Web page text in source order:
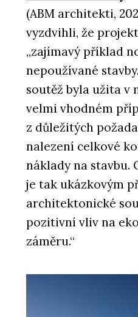
(ABM architekti,
vyzdvihli, že
„zajímavý příklad
nepoužívané
soutěž byla užita v
velmi vhodném
z důležitých
nalezení celkové
náklady na stavbu.
je tak ukázkovým
architektonické
pozitivní vliv na
záměru.“